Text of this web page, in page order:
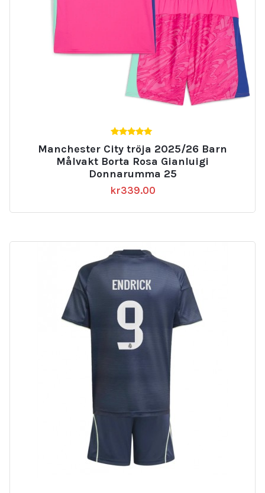
av 5
Manchester City tröja 2025/26 Barn
Målvakt Borta Rosa Gianluigi
Donnarumma 25
kr339.00